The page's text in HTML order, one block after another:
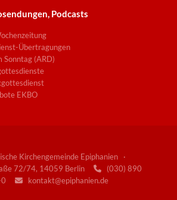
Podcasts
Übertragungen
Sonntag (ARD)
EKBO
Kirchengemeinde Epiphanien ·
72/74, 14059 Berlin
(030) 890
0
kontakt@epiphanien.de